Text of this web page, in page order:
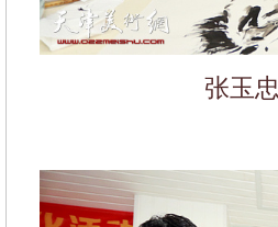
张玉